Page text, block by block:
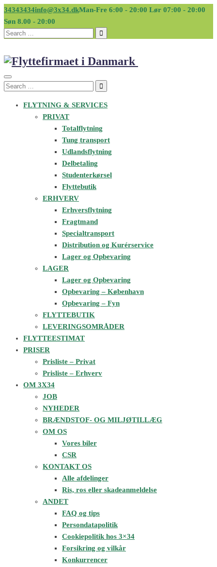
34343434info@3x34.dkMan-Fre 6:00 - 20:00 Lør 07:00 - 20:00
Søn 8.00 - 20:00
Search
Search
FLYTNING & SERVICES
PRIVAT
Totalflytning
Tung transport
Udlandsflytning
Delbetaling
Studenterkørsel
Flyttebutik
ERHVERV
Erhversflytning
Fragtmand
Specialtransport
Distribution og Kurérservice
Lager og Opbevaring
LAGER
Lager og Opbevaring
Opbevaring – København
Opbevaring – Fyn
FLYTTEBUTIK
LEVERINGSOMRÅDER
FLYTTEESTIMAT
PRISER
Prisliste – Privat
Prisliste – Erhverv
OM 3X34
JOB
NYHEDER
BRÆNDSTOF- OG MILJØTILLÆG
OM OS
Vores biler
CSR
KONTAKT OS
Alle afdelinger
Ris, ros eller skadeanmeldelse
ANDET
FAQ og tips
Persondatapolitik
Cookiepolitik hos 3×34
Forsikring og vilkår
Konkurrencer